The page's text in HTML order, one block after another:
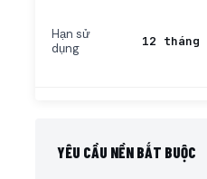
Hạn sử
dụng
12 tháng
YÊU CẦU NỀN BẮT BUỘC